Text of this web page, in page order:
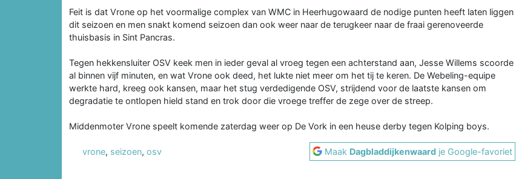
Feit is dat Vrone op het voormalige complex van WMC in Heerhugowaard de nodige punten heeft laten liggen
dit seizoen en men snakt komend seizoen dan ook weer naar de terugkeer naar de fraai gerenoveerde
thuisbasis in Sint Pancras.
Tegen hekkensluiter OSV keek men in ieder geval al vroeg tegen een achterstand aan, Jesse Willems scoorde
al binnen vijf minuten, en wat Vrone ook deed, het lukte niet meer om het tij te keren. De Webeling-equipe
werkte hard, kreeg ook kansen, maar het stug verdedigende OSV, strijdend voor de laatste kansen om
degradatie te ontlopen hield stand en trok door die vroege treffer de zege over de streep.
Middenmoter Vrone speelt komende zaterdag weer op De Vork in een heuse derby tegen Kolping boys.
vrone, seizoen, osv Maak Dagbladdijkenwaard je Google-favoriet